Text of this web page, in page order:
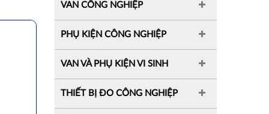
VAN CÔNG NGHIỆP
PHỤ KIỆN CÔNG NGHIỆP
VAN VÀ PHỤ KIỆN VI SINH
THIẾT BỊ ĐO CÔNG NGHIỆP